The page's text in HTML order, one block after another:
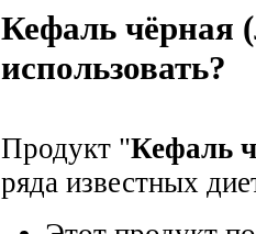
Кефаль чёрная
использовать?
Продукт "Кефаль
ряда известных